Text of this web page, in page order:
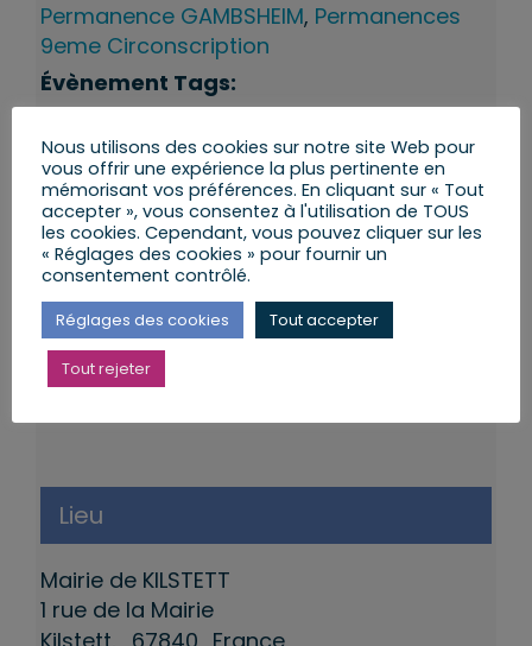
Permanence GAMBSHEIM, Permanences
9eme Circonscription
Évènement Tags:
Lieu
Mairie de KILSTETT
1 rue de la Mairie
Nous utilisons des cookies sur notre site Web pour
vous offrir une expérience la plus pertinente en
mémorisant vos préférences. En cliquant sur « Tout
accepter », vous consentez à l'utilisation de TOUS
les cookies. Cependant, vous pouvez cliquer sur les
« Réglages des cookies » pour fournir un
consentement contrôlé.
Réglages des cookies Tout accepter
Tout rejeter